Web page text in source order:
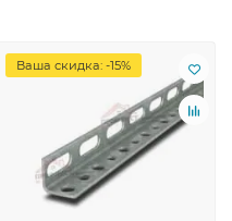
Ваша скидка: -15%